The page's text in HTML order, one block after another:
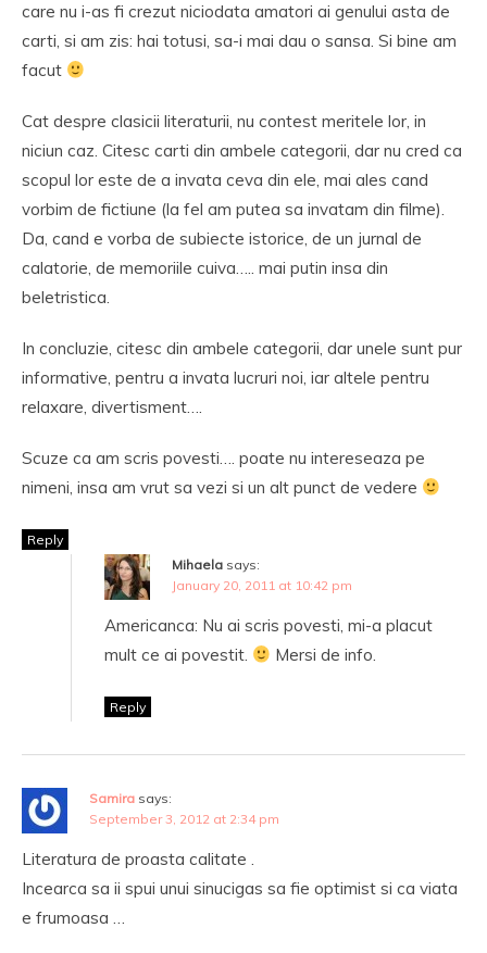
care nu i-as fi crezut niciodata amatori ai genului asta de
carti, si am zis: hai totusi, sa-i mai dau o sansa. Si bine am
facut
Cat despre clasicii literaturii, nu contest meritele lor, in
niciun caz. Citesc carti din ambele categorii, dar nu cred ca
scopul lor este de a invata ceva din ele, mai ales cand
vorbim de fictiune (la fel am putea sa invatam din filme).
Da, cand e vorba de subiecte istorice, de un jurnal de
calatorie, de memoriile cuiva….. mai putin insa din
beletristica.
In concluzie, citesc din ambele categorii, dar unele sunt pur
informative, pentru a invata lucruri noi, iar altele pentru
relaxare, divertisment….
Scuze ca am scris povesti…. poate nu intereseaza pe
nimeni, insa am vrut sa vezi si un alt punct de vedere
Reply
Mihaela says:
January 20, 2011 at 10:42 pm
Americanca: Nu ai scris povesti, mi-a placut
mult ce ai povestit.
Mersi de info.
Reply
Samira says:
September 3, 2012 at 2:34 pm
Literatura de proasta calitate .
Incearca sa ii spui unui sinucigas sa fie optimist si ca viata
e frumoasa …